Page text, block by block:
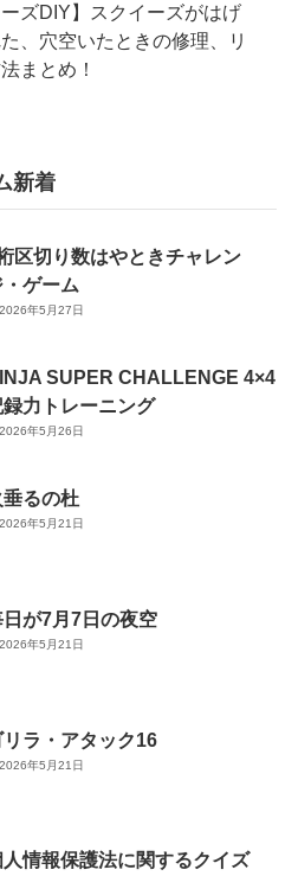
ーズDIY】スクイーズがはげ
、穴空いたときの修理、リ
まとめ！
新着
区切り数はやときチャレン
・ゲーム
2026年5月27日
SUPER CHALLENGE 4×4
力トレーニング
2026年5月26日
垂るの杜
2026年5月21日
が7月7日の夜空
2026年5月21日
リラ・アタック16
2026年5月21日
情報保護法に関するクイズ